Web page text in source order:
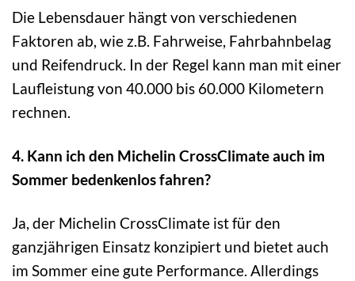
Die Lebensdauer hängt von verschiedenen
Faktoren ab, wie z.B. Fahrweise, Fahrbahnbelag
und Reifendruck. In der Regel kann man mit einer
Laufleistung von 40.000 bis 60.000 Kilometern
rechnen.
4. Kann ich den Michelin CrossClimate auch im
Sommer bedenkenlos fahren?
Ja, der Michelin CrossClimate ist für den
ganzjährigen Einsatz konzipiert und bietet auch
im Sommer eine gute Performance. Allerdings